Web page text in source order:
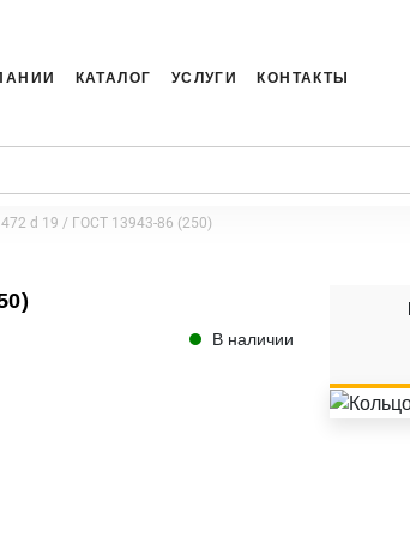
КАТАЛОГ УСЛУГИ КОНТАКТЫ
d 19 / ГОСТ 13943-86 (250)
В наличии